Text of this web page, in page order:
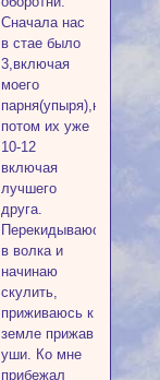
Сначала нас
в стае было
3,включая
моего
парня(упыря),но
потом их уже
10-12
включая
лучшего
друга.
Перекидываюсь
в волка и
начинаю
скулить,
приживаюсь к
земле прижав
уши. Ко мне
прибежал